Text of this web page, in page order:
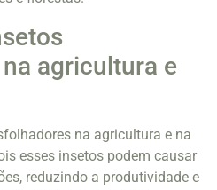
agricultura e
na agricultura e na
esses insetos podem causar
reduzindo a produtividade e